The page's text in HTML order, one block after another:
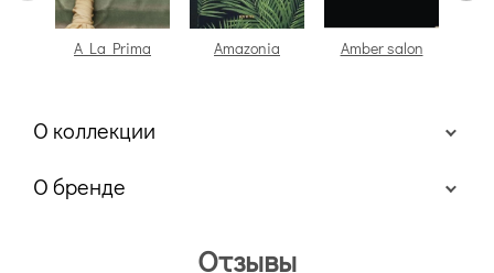
A La Prima Amazonia Amber salon
О коллекции
О бренде
Отзывы